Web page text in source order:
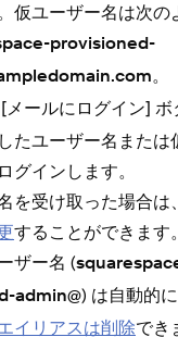
仮ユ⁠ーザ⁠ー名は次の
provisioned-
⁠。
メ⁠ールにログイン⁠] ボ
たユ⁠ーザ⁠ー名または
グインします⁠。
を受け取⁠った場合は⁠
することができます⁠
ザ⁠ー名 (⁠
admin@⁠) は自動的
イリアスは削除でき